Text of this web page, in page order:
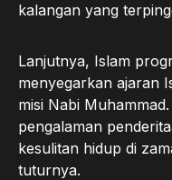
kalangan yang
Lanjutnya, Islam
menyegarkan ajaran
misi Nabi
pengalaman
kesulitan hidup di
tuturnya.